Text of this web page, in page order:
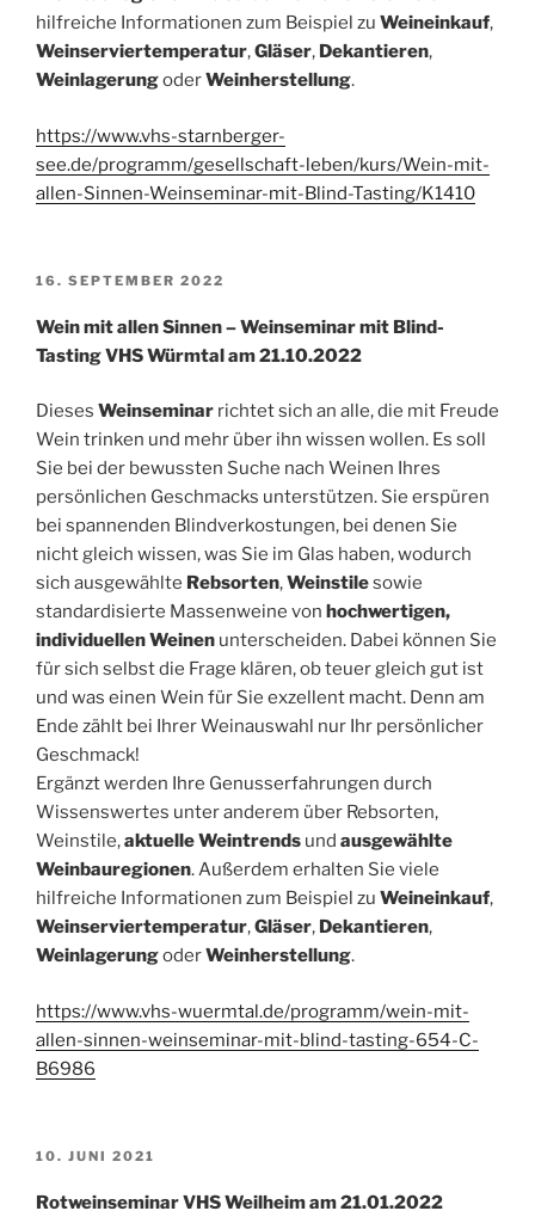
hilfreiche Informationen zum Beispiel zu Weineinkauf,
Weinserviertemperatur,Gläser, Dekantieren,
WeinlagerungoderWeinherstellung.
https://www.vhs-starnberger-
see.de/programm/gesellschaft-leben/kurs/Wein-mit-
allen-Sinnen-Weinseminar-mit-Blind-Tasting/K1410
VERÖFFENTLICHT
16. SEPTEMBER 2022
Wein mit allen Sinnen – Weinseminar mit Blind-
Tasting VHS Würmtal am 21.10.2022
Dieses Weinseminar richtet sich an alle, die mit Freude
Wein trinken und mehr über ihn wissen wollen. Es soll
Sie bei der bewussten Suche nach Weinen Ihres
persönlichen Geschmacks unterstützen. Sie erspüren
bei spannenden Blindverkostungen, bei denen Sie
nicht gleich wissen, was Sie im Glas haben, wodurch
sich ausgewählte Rebsorten,Weinstilesowie
standardisierte Massenweine von hochwertigen,
individuellen Weinen unterscheiden. Dabei können Sie
für sich selbst die Frage klären, ob teuer gleich gut ist
und was einen Wein für Sie exzellent macht. Denn am
Ende zählt bei Ihrer Weinauswahl nur Ihr persönlicher
Geschmack!
Ergänzt werden Ihre Genusserfahrungen durch
Wissenswertes unter anderem über Rebsorten,
Weinstile,aktuelle Weintrends und ausgewählte
Weinbauregionen. Außerdem erhalten Sie viele
hilfreiche Informationen zum Beispiel zu Weineinkauf,
Weinserviertemperatur,Gläser, Dekantieren,
WeinlagerungoderWeinherstellung.
https://www.vhs-wuermtal.de/programm/wein-mit-
allen-sinnen-weinseminar-mit-blind-tasting-654-C-
B6986
VERÖFFENTLICHT
10. JUNI 2021
Rotweinseminar VHS Weilheim am 21.01.2022